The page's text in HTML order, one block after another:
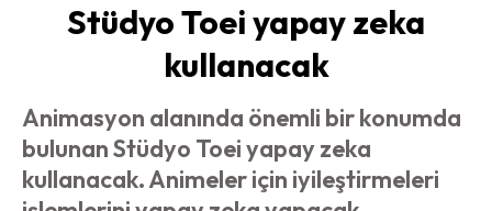
Stüdyo Toei yapay zeka
kullanacak
Animasyon alanında önemli bir konumda
bulunan Stüdyo Toei yapay zeka
kullanacak. Animeler için iyileştirmeleri